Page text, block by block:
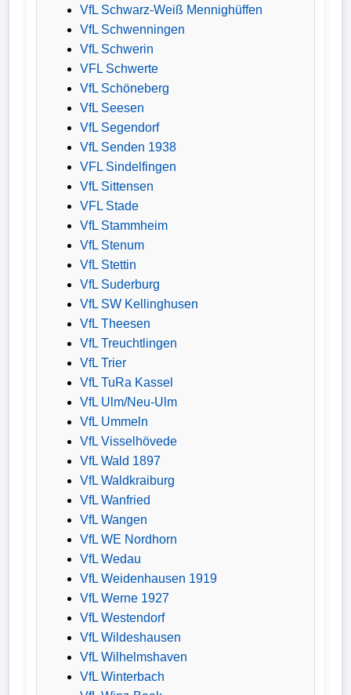
VfL Schwarz-Weiß Mennighüffen
VfL Schwenningen
VfL Schwerin
VFL Schwerte
VfL Schöneberg
VfL Seesen
VfL Segendorf
VfL Senden 1938
VFL Sindelfingen
VfL Sittensen
VFL Stade
VfL Stammheim
VfL Stenum
VfL Stettin
VfL Suderburg
VfL SW Kellinghusen
VfL Theesen
VfL Treuchtlingen
VfL Trier
VfL TuRa Kassel
VfL Ulm/Neu-Ulm
VfL Ummeln
VfL Visselhövede
VfL Wald 1897
VfL Waldkraiburg
VfL Wanfried
VfL Wangen
VfL WE Nordhorn
VfL Wedau
VfL Weidenhausen 1919
VfL Werne 1927
VfL Westendorf
VfL Wildeshausen
VfL Wilhelmshaven
VfL Winterbach